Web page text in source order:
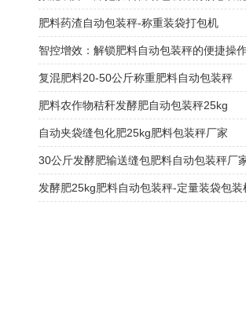
肥料药渣自动包装秤-称重装袋打包机
复混肥料20-50公斤称重肥料自动包装秤
肥料农作物秸秆发酵肥自动包装秤25kg
自动夹袋缝包化肥25kg肥料包装秤厂家
30公斤发酵肥输送缝包肥料自动包装秤厂
发酵肥25kg肥料自动包装秤-定量装袋包装